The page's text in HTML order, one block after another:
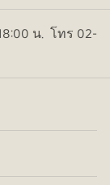
น. โทร 02-